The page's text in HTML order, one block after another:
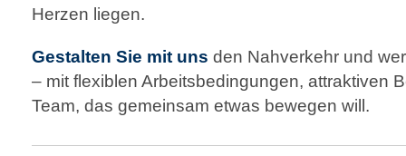
Herzen liegen.
Gestalten Sie mit uns den Nahverkehr und
– mit flexiblen Arbeitsbedingungen, attraktiven
Team, das gemeinsam etwas bewegen will.